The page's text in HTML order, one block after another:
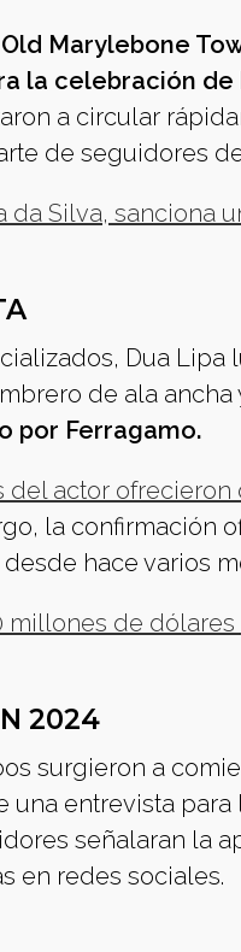
Marylebone
la celebración de
a circular
de seguidores
da Silva, sanciona
Dua
de ala ancha
por Ferragamo.
actor
la confirmación
hace varios
millones de
2024
surgieron a
una entrevista
señalaran la
en redes sociales.